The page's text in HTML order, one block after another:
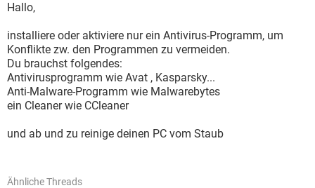
Hallo,
installiere oder aktiviere nur ein Antivirus-Programm, um
Konflikte zw. den Programmen zu vermeiden.
Du brauchst folgendes:
Antivirusprogramm wie Avat , Kasparsky...
Anti-Malware-Programm wie Malwarebytes
ein Cleaner wie CCleaner
und ab und zu reinige deinen PC vom Staub
Ähnliche Threads